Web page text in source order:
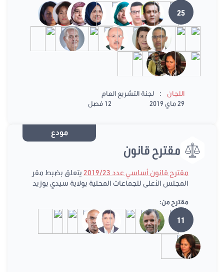
25
اللجان :
لجنة التشريع العام
29 ماي 2019
12 فصل
مودع
مقترح قانون
مقترح قانون أساسي عدد 2019/23
يتعلق بضبط مقر
المجلس الأعلى للجماعات المحلية بولاية سيدي بوزيد
مقترح من:
11